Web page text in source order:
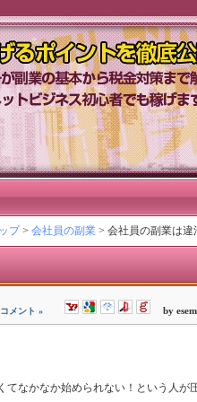
を徹底公開！ネットビジネ
プ> 会社員の副業 > 会社員の副業は違
メント » by
なかなか始められない！という人が